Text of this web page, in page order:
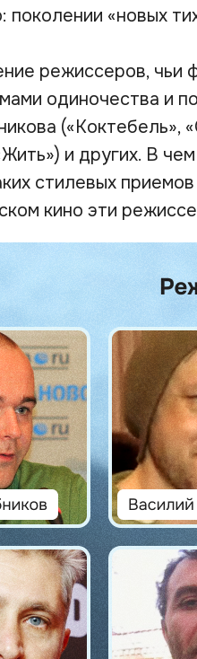
«новых
режиссеров, чьи
одиночества и
и других. В
стилевых
кино эти